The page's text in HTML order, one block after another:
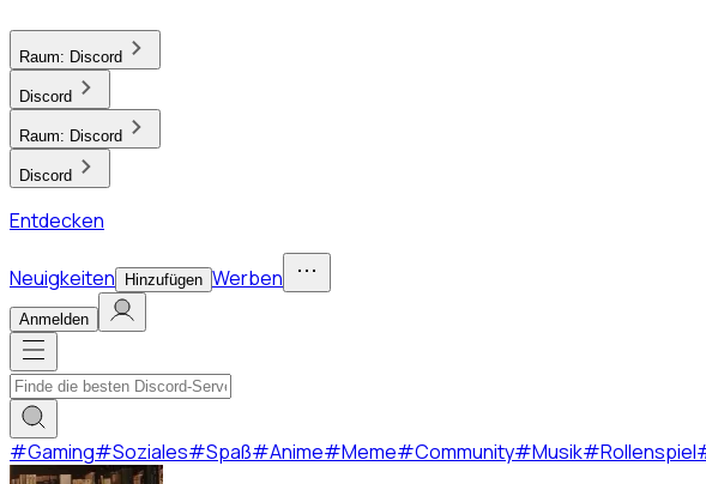
Raum: Discord
Discord
Raum: Discord
Discord
Entdecken
Neuigkeiten Hinzufügen Werben
Anmelden
#Gaming#Soziales#Spaß#Anime#Meme#Community#Musik#Rollenspiel